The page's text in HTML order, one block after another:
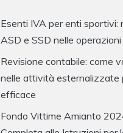
Esenti IVA per enti sportivi:
ASD e SSD nelle
Revisione contabile: come
nelle attività esternalizzate
efficace
Fondo Vittime Amianto